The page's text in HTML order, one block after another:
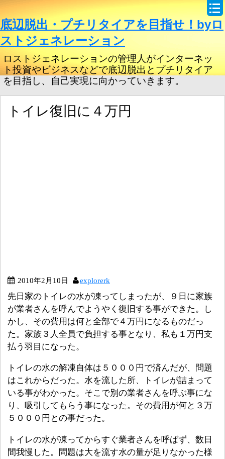
底辺脱出・プチリタイアを目指せ！byロ
ストジェネレーション
ロストジェネレーションの管理人がインターネッ
ト投資やビジネスなどで底辺脱出とプチリタイア
を目指し、自己実現に向かっていきます。
トイレ復旧に４万円
2010年2月10日 explorerk
先日家のトイレの水が凍ってしまったが、９日に家族
が業者さんを呼んでようやく復旧する事ができた。し
かし、その費用は何と全部で４万円になるものだっ
た。家族３人全員で負担する事となり、私も１万円支
払う羽目になった。
トイレの水の解凍自体は５０００円で済んだが、問題
はこれからだった。水を流した所、トイレが詰まって
いる事がわかった。そこで別の業者さんを呼ぶ事にな
り、吸引してもらう事になった。その費用が何と３万
５０００円との事だった。
トイレの水が凍ってからすぐ業者さんを呼ばず、数日
間我慢した。問題は大を流す水の量が足りなかった様